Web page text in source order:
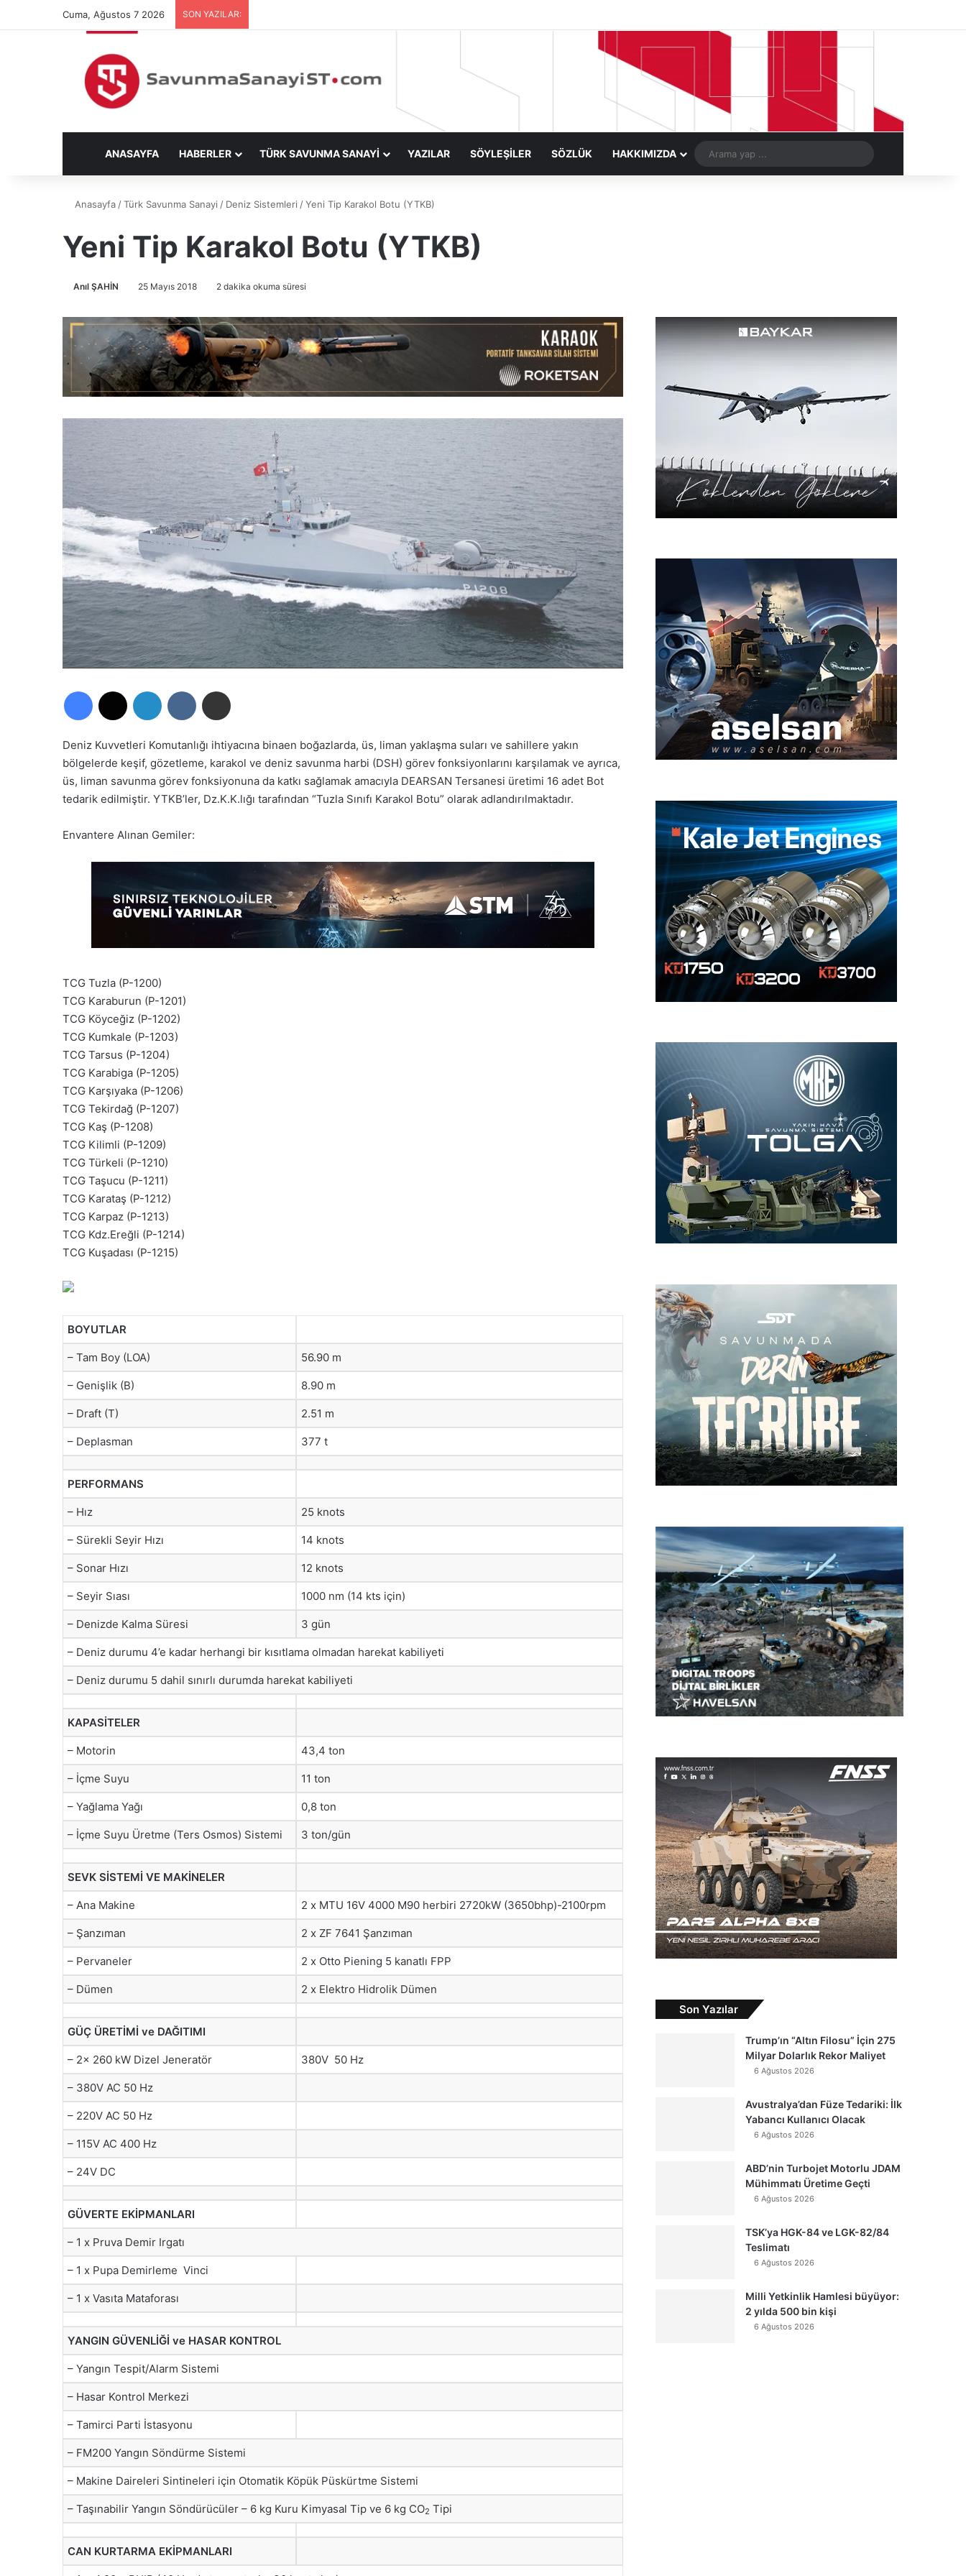
Cuma, Ağustos 7 2026 SON YAZILAR:
ANASAYFA HABERLER TÜRK SAVUNMA SANAYİ YAZILAR SÖYLEŞİLER SÖZLÜK HAKKIMIZDA
yap
Anasayfa/Türk Savunma Sanayi / Deniz Sistemleri /Yeni Tip Karakol Botu (YTKB)
Yeni Tip Karakol Botu (YTKB)
Anıl ŞAHİN 25 Mayıs 2018 2 dakika okuma süresi
Deniz Kuvvetleri Komutanlığı ihtiyacına binaen boğazlarda, üs, liman yaklaşma suları ve sahillere yakın
bölgelerde keşif, gözetleme, karakol ve deniz savunma harbi (DSH) görev fonksiyonlarını karşılamak ve ayrıca,
üs, liman savunma görev fonksiyonuna da katkı sağlamak amacıyla DEARSAN Tersanesi üretimi 16 adet Bot
tedarik edilmiştir. YTKB’ler, Dz.K.K.lığı tarafından “Tuzla Sınıfı Karakol Botu” olarak adlandırılmaktadır.
Envantere Alınan Gemiler:
TCG Tuzla (P-1200)
TCG Karaburun (P-1201)
TCG Köyceğiz (P-1202)
TCG Kumkale (P-1203)
TCG Tarsus (P-1204)
TCG Karabiga (P-1205)
TCG Karşıyaka (P-1206)
TCG Tekirdağ (P-1207)
TCG Kaş (P-1208)
TCG Kilimli (P-1209)
TCG Türkeli (P-1210)
TCG Taşucu (P-1211)
TCG Karataş (P-1212)
TCG Karpaz (P-1213)
TCG Kdz.Ereğli (P-1214)
TCG Kuşadası (P-1215)
BOYUTLAR
– Tam Boy (LOA) 56.90 m
– Genişlik (B) 8.90 m
– Draft (T) 2.51 m
– Deplasman 377 t
PERFORMANS
– Hız 25 knots
– Sürekli Seyir Hızı 14 knots
– Sonar Hızı 12 knots
– Seyir Sıası 1000 nm (14 kts için)
– Denizde Kalma Süresi 3 gün
– Deniz durumu 4’e kadar herhangi bir kısıtlama olmadan harekat kabiliyeti
– Deniz durumu 5 dahil sınırlı durumda harekat kabiliyeti
KAPASİTELER
– Motorin 43,4 ton
– İçme Suyu 11 ton
– Yağlama Yağı 0,8 ton
– İçme Suyu Üretme (Ters Osmos) Sistemi 3 ton/gün
SEVK SİSTEMİ VE MAKİNELER
– Ana Makine 2 x MTU 16V 4000 M90 herbiri 2720kW (3650bhp)-2100rpm
– Şanzıman 2 x ZF 7641 Şanzıman
– Pervaneler 2 x Otto Piening 5 kanatlı FPP
– Dümen 2 x Elektro Hidrolik Dümen
GÜÇ ÜRETİMİ ve DAĞITIMI
– 2x 260 kW Dizel Jeneratör 380V 50 Hz
– 380V AC 50 Hz
– 220V AC 50 Hz
– 115V AC 400 Hz
– 24V DC
GÜVERTE EKİPMANLARI
– 1 x Pruva Demir Irgatı
– 1 x Pupa Demirleme Vinci
– 1 x Vasıta Mataforası
YANGIN GÜVENLİĞİ ve HASAR KONTROL
– Yangın Tespit/Alarm Sistemi
– Hasar Kontrol Merkezi
– Tamirci Parti İstasyonu
– FM200 Yangın Söndürme Sistemi
– Makine Daireleri Sintineleri için Otomatik Köpük Püskürtme Sistemi
– Taşınabilir Yangın Söndürücüler – 6 kg Kuru Kimyasal Tip ve 6 kg CO2 Tipi
CAN KURTARMA EKİPMANLARI
Son Yazılar
Trump’ın “Altın Filosu” İçin 275
Milyar Dolarlık Rekor Maliyet
6 Ağustos 2026
Avustralya’dan Füze Tedariki: İlk
Yabancı Kullanıcı Olacak
6 Ağustos 2026
ABD’nin Turbojet Motorlu JDAM
Mühimmatı Üretime Geçti
6 Ağustos 2026
TSK’ya HGK-84 ve LGK-82/84
Teslimatı
6 Ağustos 2026
Milli Yetkinlik Hamlesi büyüyor:
2 yılda 500 bin kişi
6 Ağustos 2026